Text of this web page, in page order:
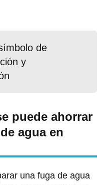
de
y
puede ahorrar
agua en
una fuga de agua